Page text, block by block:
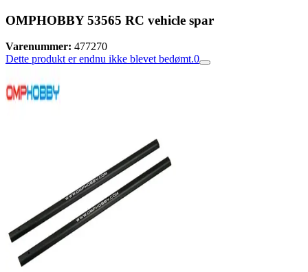
OMPHOBBY 53565 RC vehicle spar
Varenummer: 477270
Dette produkt er endnu ikke blevet bedømt.0